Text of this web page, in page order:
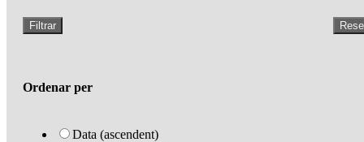
Filtrar
Ordenar per
Data (ascendent)